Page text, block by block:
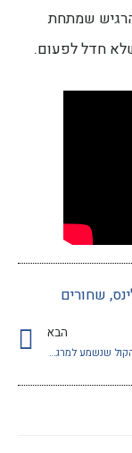
שמתחת
חדל לפעום.
, שחורים
הבא
מריאן אנדרסון: הקול שנשמע למרגלות אנדרטת לינקולן